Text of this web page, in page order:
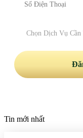
Tin mới nhất